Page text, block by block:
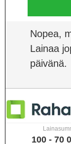
Nopea,
Lainaa
päivänä.
100 - 70